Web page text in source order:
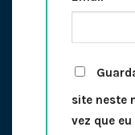
site neste
vez que